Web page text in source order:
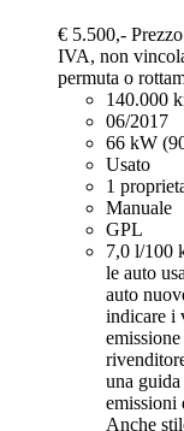
€ 5.500,-
IVA, non
permuta o
140.000
06/2017
66 kW
Usato
1
Manuale
GPL
7,0 l/100
le auto
auto
indicare i
una
emissioni
Anche